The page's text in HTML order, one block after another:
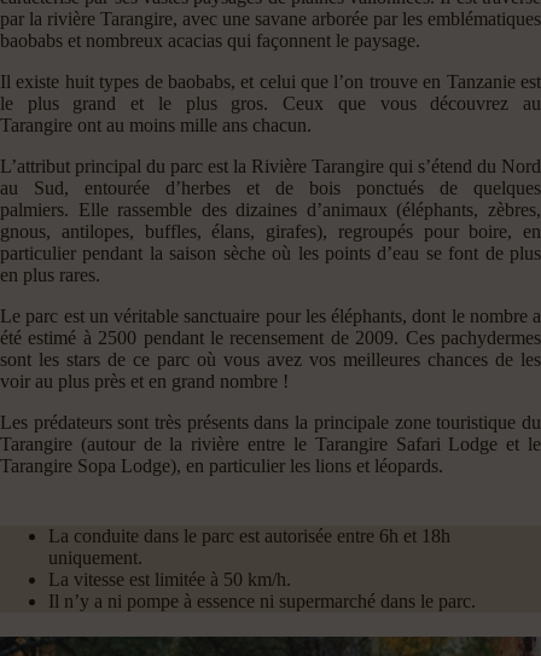
par la rivière Tarangire, avec une savane arborée par les emblématiques
baobabs et nombreux acacias qui façonnent le paysage.
Il existe huit types de baobabs, et celui que l’on trouve en Tanzanie est
le plus grand et le plus gros. Ceux que vous découvrez au
Tarangire ont au moins mille ans chacun.
L’attribut principal du parc est la Rivière Tarangire qui s’étend du Nord
au Sud, entourée d’herbes et de bois ponctués de quelques
palmiers. Elle rassemble des dizaines d’animaux (éléphants, zèbres,
gnous, antilopes, buffles, élans, girafes), regroupés pour boire, en
particulier pendant la saison sèche où les points d’eau se font de plus
en plus rares.
Le parc est un véritable sanctuaire pour les éléphants, dont le nombre a
été estimé à 2500 pendant le recensement de 2009. Ces pachydermes
sont les stars de ce parc où vous avez vos meilleures chances de les
voir au plus près et en grand nombre !
Les prédateurs sont très présents dans la principale zone touristique du
Tarangire (autour de la rivière entre le Tarangire Safari Lodge et le
Tarangire Sopa Lodge), en particulier les lions et léopards.
La conduite dans le parc est autorisée entre 6h et 18h
uniquement.
La vitesse est limitée à 50 km/h.
Il n’y a ni pompe à essence ni supermarché dans le parc.